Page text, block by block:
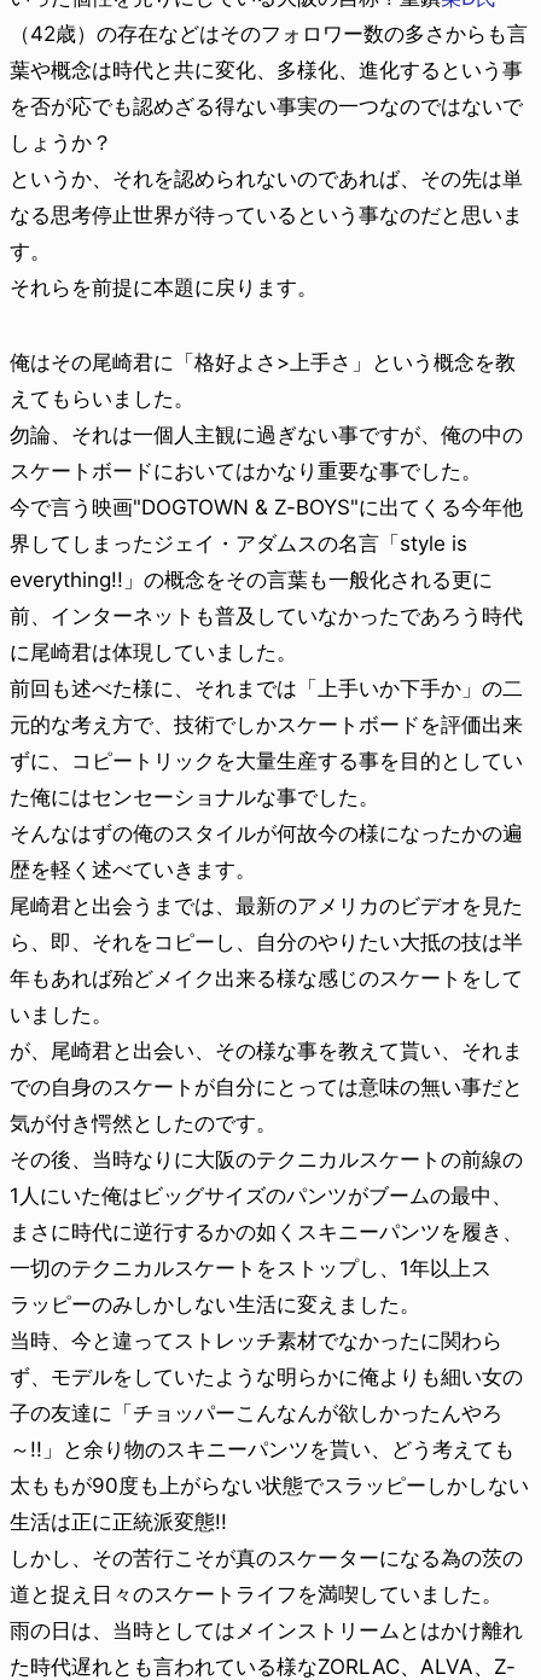
（42歳）の存在などはそのフォロワー数の多さからも言
葉や概念は時代と共に変化、多様化、進化するという事
を否が応でも認めざる得ない事実の一つなのではないで
しょうか？
というか、それを認められないのであれば、その先は単
なる思考停止世界が待っているという事なのだと思いま
す。
それらを前提に本題に戻ります。
俺はその尾崎君に「格好よさ>上手さ」という概念を教
えてもらいました。
勿論、それは一個人主観に過ぎない事ですが、俺の中の
スケートボードにおいてはかなり重要な事でした。
今で言う映画"DOGTOWN & Z-BOYS"に出てくる今年他
界してしまったジェイ・アダムスの名言 「style is
everything!!」の概念をその言葉も一般化される更に
前、インターネットも普及していなかったであろう時代
に尾崎君は体現していました。
前回も述べた様に、それまでは「上手いか下手か」の二
元的な考え方で、技術でしかスケートボードを評価出来
ずに、コピートリックを大量生産する事を目的としてい
た俺にはセンセーショナルな事でした。
そんなはずの俺のスタイルが何故今の様になったかの遍
歴を軽く述べていきます。
尾崎君と出会うまでは、最新のアメリカのビデオを見た
ら、即、それをコピーし、自分のやりたい大抵の技は半
年もあれば殆どメイク出来る様な感じのスケートをして
いました。
が、尾崎君と出会い、その様な事を教えて貰い、それま
での自身のスケートが自分にとっては意味の無い事だと
気が付き愕然としたのです。
その後、当時なりに大阪のテクニカルスケートの前線の
1人にいた俺はビッグサイズのパンツがブームの最中、
まさに時代に逆行するかの如くスキニーパンツを履き、
一切のテクニカルスケートをストップし、1年以上ス
ラッピーのみしかしない生活に変えました。
当時、今と違ってストレッチ素材でなかったに関わら
ず、モデルをしていたような明らかに俺よりも細い女の
子の友達に「チョッパーこんなんが欲しかったんやろ
～!!」と余り物のスキニーパンツを貰い、どう考えても
太ももが90度も上がらない状態でスラッピーしかしない
生活は正に正統派変態!!
しかし、その苦行こそが真のスケーターになる為の茨の
道と捉え日々のスケートライフを満喫していました。
雨の日は、当時としてはメインストリームとはかけ離れ
た時代遅れとも言われている様なZORLAC、ALVA、Z-